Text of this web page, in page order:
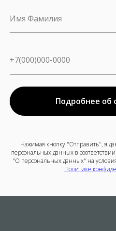
Подробнее об
Нажимая кнопку "Отправить", я
персональных данных в
"О персональных данных" на
Политике